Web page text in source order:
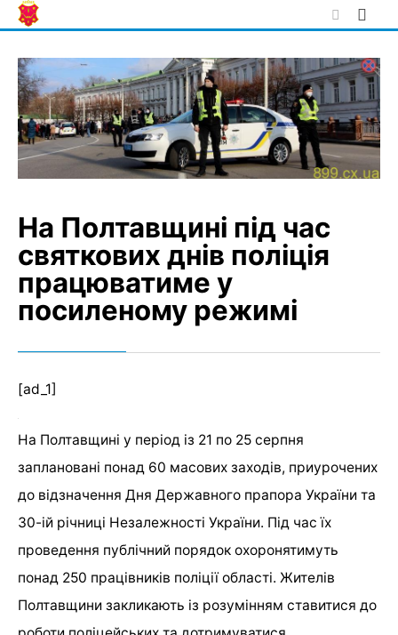
Skip
to
На Полтавщині під час
святкових днів поліція
працюватиме у
посиленому режимі
[ad_1]
На Полтавщині у період із 21 по 25 серпня
заплановані понад 60 масових заходів, приурочених
до відзначення Дня Державного прапора України та
30-ій річниці Незалежності України. Під час їх
проведення публічний порядок охоронятимуть
понад 250 працівників поліції області. Жителів
Полтавщини закликають із розумінням ставитися до